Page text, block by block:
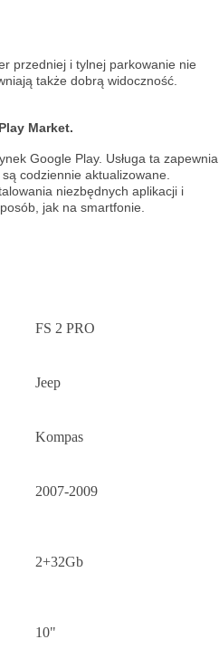
przedniej i tylnej parkowanie nie
także dobrą widoczność.
Market.
Google Play. Usługa ta zapewnia
codziennie aktualizowane.
niezbędnych aplikacji i
jak na smartfonie.
FS 2 PRO
Jeep
Kompas
2007-2009
2+32Gb
10"